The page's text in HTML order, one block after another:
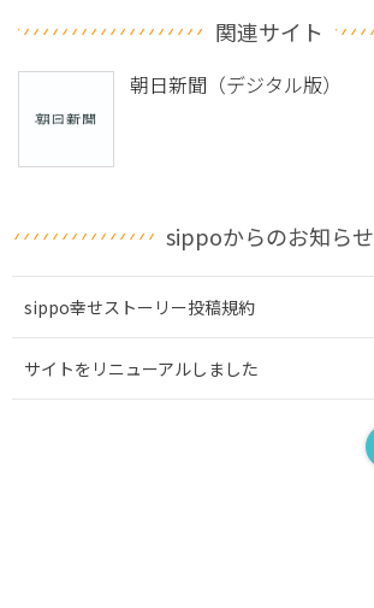
関連サイト
朝日新聞（デジタル版）
sippoからのお知らせ
sippo幸せストーリー投稿規約
サイトをリニューアルしました